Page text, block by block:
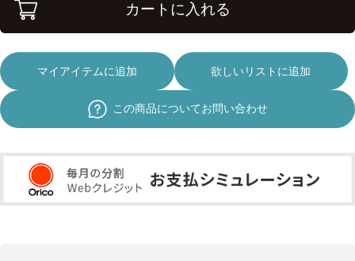
カートに入れる
マイアイテムに追加 欲しいリストに追加
この商品についてお問い合わせ